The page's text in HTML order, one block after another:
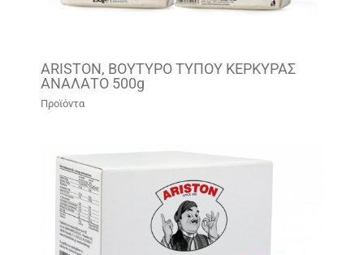
ARISTON, ΒΟΥΤΥΡΟ ΤΥΠΟΥ ΚΕΡΚΥΡΑΣ
ΑΝΑΛΑΤΟ 500g
Προϊόντα